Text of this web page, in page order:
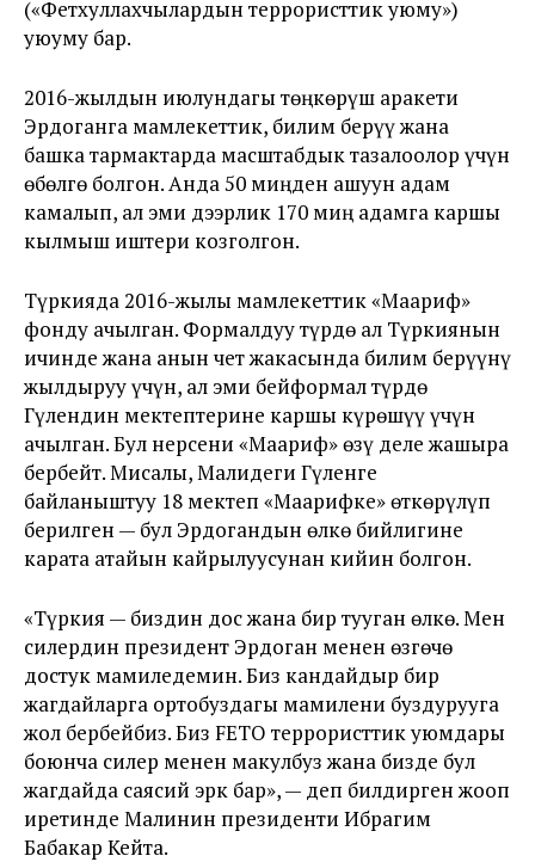
(«Фетхуллахчылардын террористтик уюму»)
уюуму бар.
2016-жылдын июлундагы төңкөрүш аракети
Эрдоганга мамлекеттик, билим берүү жана
башка тармактарда масштабдык тазалоолор үчүн
өбөлгө болгон. Анда 50 миңден ашуун адам
камалып, ал эми дээрлик 170 миң адамга каршы
кылмыш иштери козголгон.
Түркияда 2016-жылы мамлекеттик «Маариф»
фонду ачылган. Формалдуу түрдө ал Түркиянын
ичинде жана анын чет жакасында билим берүүнү
жылдыруу үчүн, ал эми бейформал түрдө
Гүлендин мектептерине каршы күрөшүү үчүн
ачылган. Бул нерсени «Маариф» өзү деле жашыра
бербейт. Мисалы, Малидеги Гүленге
байланыштуу 18 мектеп «Маарифке» өткөрүлүп
берилген — бул Эрдогандын өлкө бийлигине
карата атайын кайрылуусунан кийин болгон.
«Түркия — биздин дос жана бир тууган өлкө. Мен
силердин президент Эрдоган менен өзгөчө
достук мамиледемин. Биз кандайдыр бир
жагдайларга ортобуздагы мамилени буздурууга
жол бербейбиз. Биз FETO террористтик уюмдары
боюнча силер менен макулбуз жана бизде бул
жагдайда саясий эрк бар», — деп билдирген жооп
иретинде Малинин президенти Ибрагим
Бабакар Кейта.